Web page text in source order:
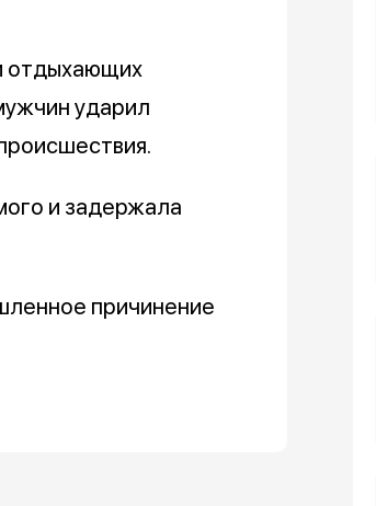
отдыхающих
ударил
и задержала
причинение